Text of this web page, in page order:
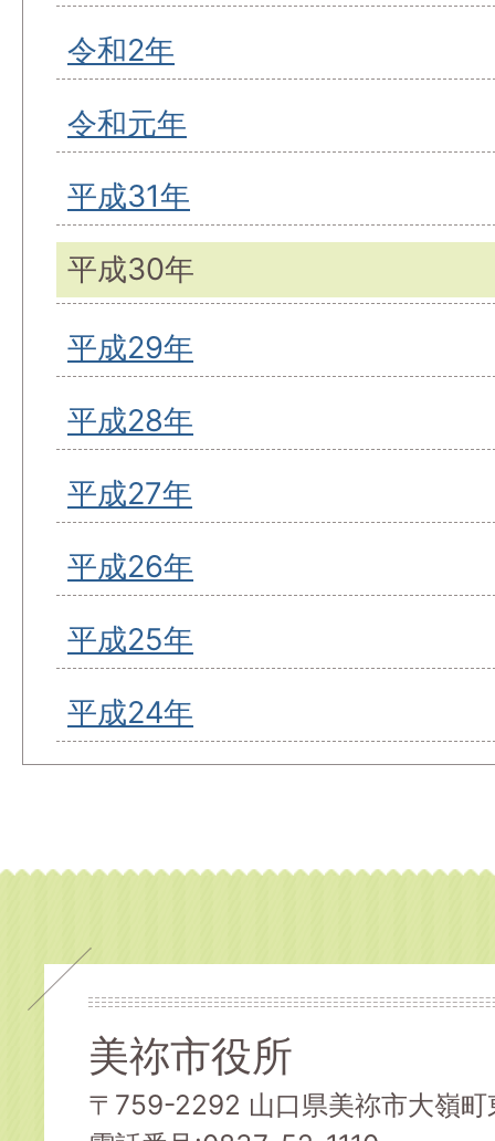
令和2年
令和元年
平成31年
平成30年
平成29年
平成28年
平成27年
平成26年
平成25年
平成24年
美祢市役所
〒759-2292 山口県美祢市大嶺